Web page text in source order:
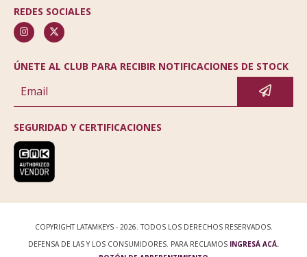
REDES SOCIALES
ÚNETE AL CLUB PARA RECIBIR NOTIFICACIONES DE STOCK
SEGURIDAD Y CERTIFICACIONES
COPYRIGHT LATAMKEYS - 2026. TODOS LOS DERECHOS RESERVADOS.
DEFENSA DE LAS Y LOS CONSUMIDORES. PARA RECLAMOS INGRESÁ ACÁ.